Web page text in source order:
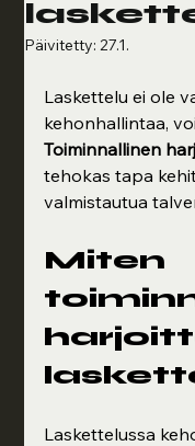
Päivitetty:27.1.
Laskettelu ei ole
kehonhallintaa,
Toiminnallinen
tehokas tapa
valmistautua
Miten
Laskettelussa